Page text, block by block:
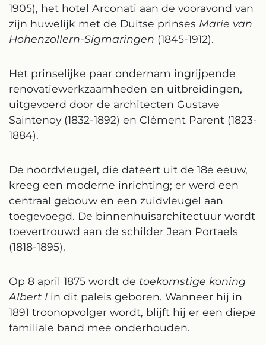
1905), het hotel Arconati aan de vooravond van
zijn huwelijk met de Duitse prinses Marie van
Hohenzollern-Sigmaringen (1845-1912).
Het prinselijke paar ondernam ingrijpende
renovatiewerkzaamheden en uitbreidingen,
uitgevoerd door de architecten Gustave
Saintenoy (1832-1892) en Clément Parent (1823-
1884).
De noordvleugel, die dateert uit de 18e eeuw,
kreeg een moderne inrichting; er werd een
centraal gebouw en een zuidvleugel aan
toegevoegd. De binnenhuisarchitectuur wordt
toevertrouwd aan de schilder Jean Portaels
(1818-1895).
Op 8 april 1875 wordt de toekomstige koning
Albert I in dit paleis geboren. Wanneer hij in
1891 troonopvolger wordt, blijft hij er een diepe
familiale band mee onderhouden.